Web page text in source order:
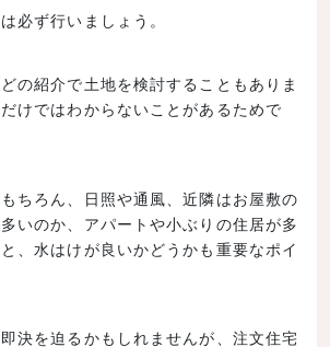
必ず行いましょう。
の紹介で土地を検討することもありま
けではわからないことがあるためで
ちろん、日照や通風、近隣はお屋敷の
いのか、アパートや小ぶりの住居が多
、水はけが良いかどうかも重要なポイ
決を迫るかもしれませんが、注文住宅